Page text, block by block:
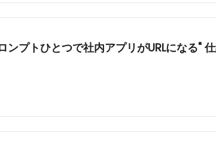
プトひとつで社内アプリがURLになる"